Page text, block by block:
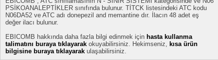
PSİKOANALEPTİKLER sınıfında bulunur. TİTCK listesindeki ATC kodu
N06DA52 ve ATC adı donepezil and memantine dır. İlacın 48 adet eş
değer ilacı bulunur.
EBICOMB hakkında daha fazla bilgi edinmek için hasta kullanma
talimatını buraya tıklayarak okuyabilirsiniz. Hekimseniz,
kısa ürün
bilgisine buraya tıklayarak ulaşabilirsiniz.